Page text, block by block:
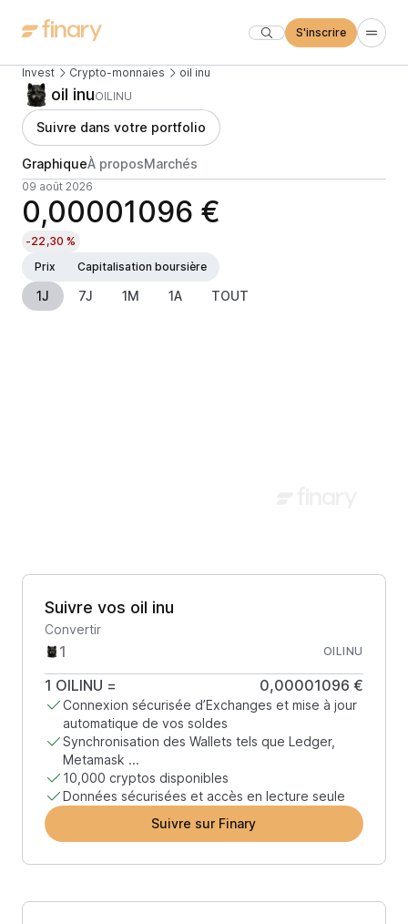
S'inscrire
Invest Crypto-monnaies oil inu
oil inuOILINU
Suivre dans votre portfolio
GraphiqueÀ proposMarchés
09 août 2026
0,00001096 €
-22,30 %
Prix
Capitalisation boursière
1J 7J 1M 1A TOUT
Suivre vos oil inu
Convertir
OILINU
1 OILINU = 0,00001096 €
Connexion sécurisée d’Exchanges et mise à jour
automatique de vos soldes
Synchronisation des Wallets tels que Ledger,
Metamask ...
10,000 cryptos disponibles
Données sécurisées et accès en lecture seule
Suivre sur Finary